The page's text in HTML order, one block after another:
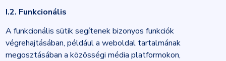
I.2. Funkcionális
A funkcionális sütik segítenek bizonyos funkciók
végrehajtásában, például a weboldal tartalmának
megosztásában a közösségi média platformokon,